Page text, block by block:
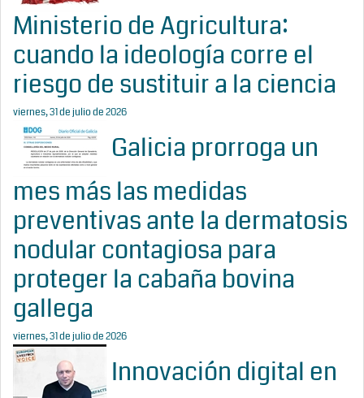
Ministerio de Agricultura:
cuando la ideología corre el
riesgo de sustituir a la ciencia
viernes, 31 de julio de 2026
Galicia prorroga un
mes más las medidas
preventivas ante la dermatosis
nodular contagiosa para
proteger la cabaña bovina
gallega
viernes, 31 de julio de 2026
Innovación digital en